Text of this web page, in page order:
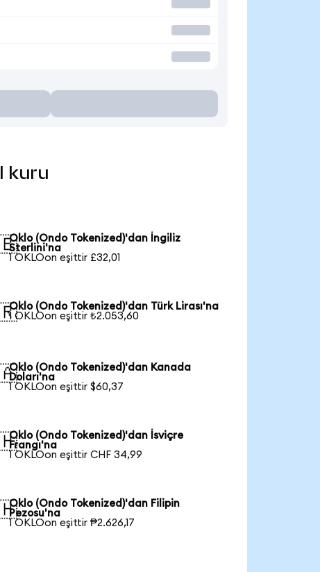
kuru
Oklo (Ondo Tokenized)'dan İngiliz
Sterlini'na
1 OKLOon eşittir £32,01
Oklo (Ondo Tokenized)'dan Türk Lirası'na
1 OKLOon eşittir ₺2.053,60
Oklo (Ondo Tokenized)'dan Kanada
Doları'na
1 OKLOon eşittir $60,37
Oklo (Ondo Tokenized)'dan İsviçre
Frangı'na
1 OKLOon eşittir CHF 34,99
Oklo (Ondo Tokenized)'dan Filipin
Pezosu'na
1 OKLOon eşittir ₱2.626,17